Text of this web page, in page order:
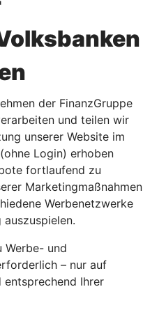
der FinanzGruppe
und teilen wir
unserer Website im
Login) erhoben
fortlaufend zu
Marketingmaßnahmen
Werbenetzwerke
Werbe- und
– nur auf
entsprechend Ihrer